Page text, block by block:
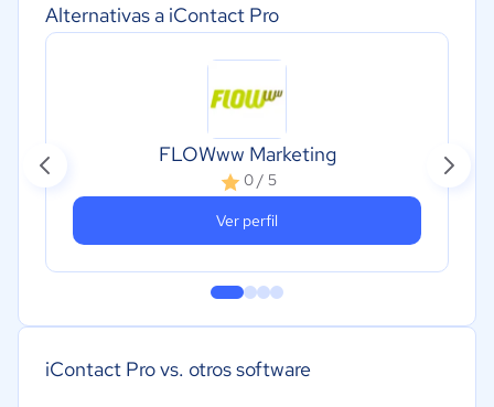
Alternativas a iContact Pro
FLOWww Marketing
0 / 5
Ver perfil
iContact Pro vs. otros software